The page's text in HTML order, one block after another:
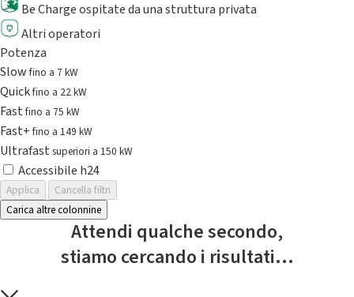
Be Charge ospitate da una struttura privata
Altri operatori
Potenza
Slowfino a 7 kW
Quickfino a 22 kW
Fastfino a 75 kW
Fast+fino a 149 kW
Ultrafast superiori a 150 kW
Accessibile h24
Applica
Cancella filtri
Carica altre colonnine
Attendi qualche secondo,
stiamo cercando i risultati...